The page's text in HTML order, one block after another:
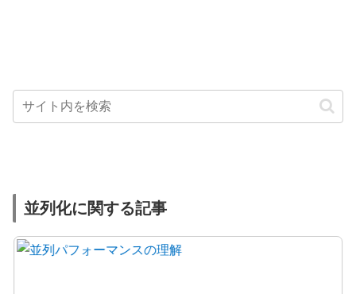
並列化に関する記事